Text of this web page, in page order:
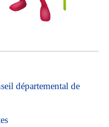
départemental de